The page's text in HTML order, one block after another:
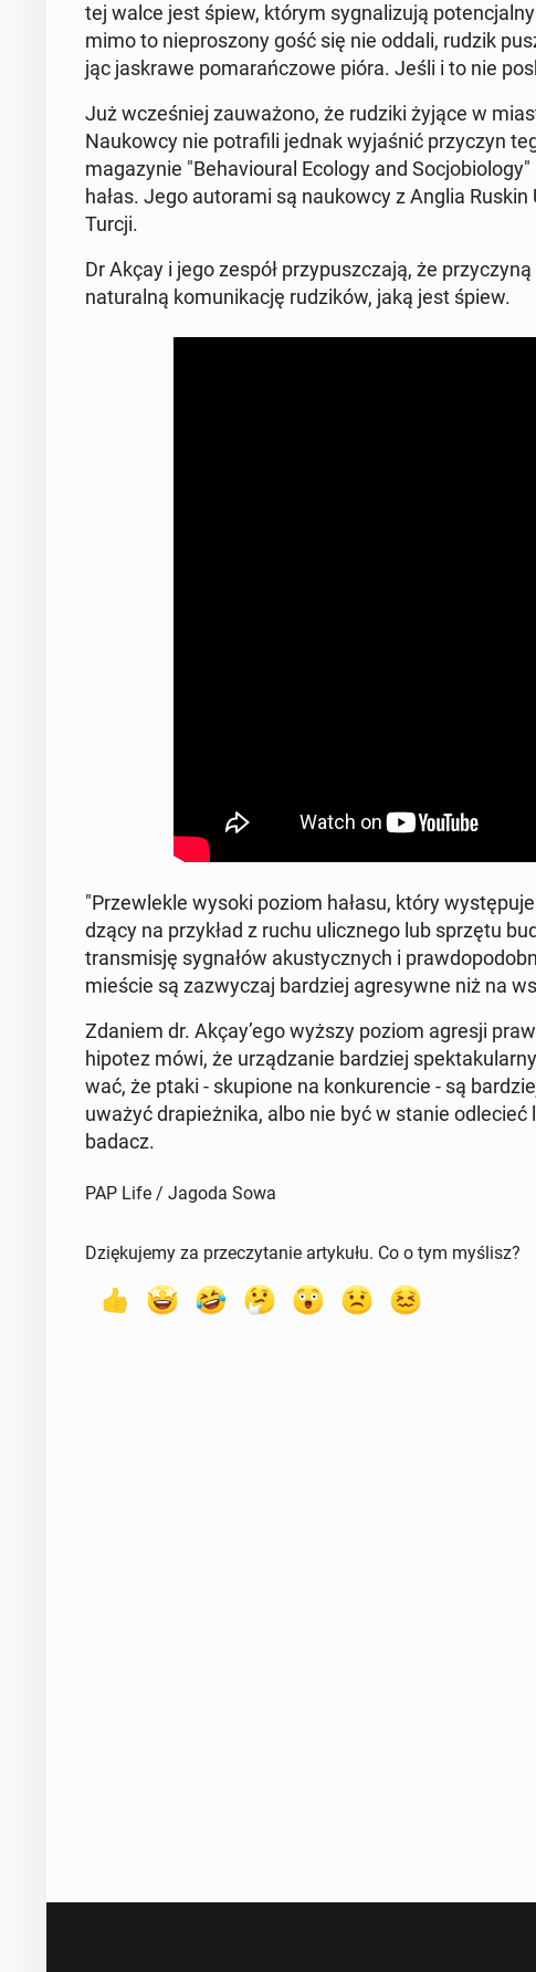
tej walce jest śpiew, którym sy­gna­li­zu­ją
mimo to nie­pro­szo­ny gość się nie oddali, rudzik
jąc ja­skra­we po­ma­rań­czo­we pióra. Jeśli i to nie
Już wcze­śniej za­uwa­żo­no, że rudziki żyjące w
Na­ukow­cy nie po­tra­fi­li jednak wy­ja­śnić przy­czyn
ma­ga­zy­nie "Be­ha­vio­ural Ecology and
hałas. Jego au­to­ra­mi są na­ukow­cy z Anglia
Turcji.
Dr Akçay i jego zespół przy­pusz­cza­ją, że
na­tu­ral­ną ko­mu­ni­ka­cję ru­dzi­ków, jaką jest śpiew.
"Prze­wle­kle wysoki poziom hałasu, który
dzą­cy na przy­kład z ruchu ulicz­ne­go lub sprzętu
trans­mi­sję sy­gna­łów aku­stycz­nych i
mieście są za­zwy­czaj bar­dziej agre­syw­ne niż na
Zdaniem dr. Akçay’ego wyższy poziom agresji
hipotez mówi, że urzą­dza­nie bar­dziej
wać, że ptaki - sku­pio­ne na kon­ku­ren­cie - są
uwa­żyć dra­pież­ni­ka, albo nie być w stanie
badacz.
PAP Life / Jagoda Sowa
Dziękujemy za przeczytanie artykułu. Co o tym myślisz?